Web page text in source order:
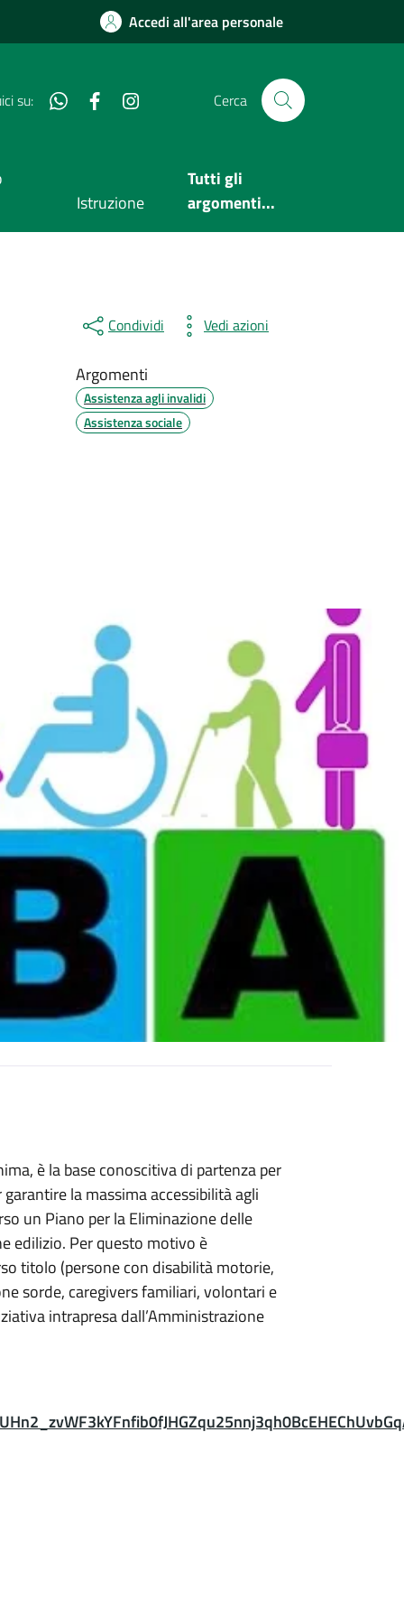
Accedi all'area personale
su: WhatsappFacebook Cerca
Istruzione
Tutti gli
argomenti...
Condividi Vedi azioni
Argomenti
Assistenza agli invalidi
Assistenza sociale
è la base conoscitiva di partenza per
la massima accessibilità agli
un Piano per la Eliminazione delle
edilizio. Per questo motivo è
titolo (persone con disabilità motorie,
sorde, caregivers familiari, volontari e
intrapresa dall’Amministrazione